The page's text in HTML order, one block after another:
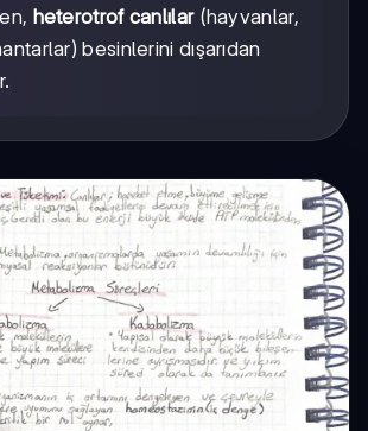
heterotrof canlılar(hayvanlar,
besinlerini dışarıdan